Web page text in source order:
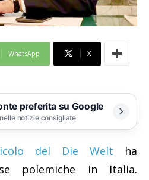
WhatsApp X
preferita su Google
notizie consigliate
del Die Welt ha
polemiche in Italia.